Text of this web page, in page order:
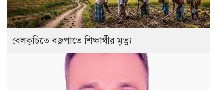
বেলকুচিতে বজ্রপাতে শিক্ষার্থীর মৃত্যু